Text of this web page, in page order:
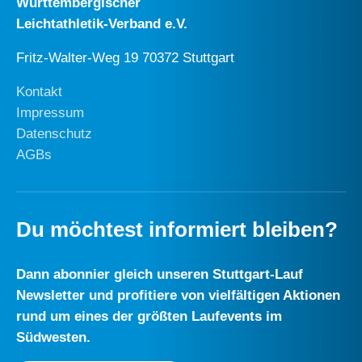
Württembergischer
Leichtathletik-Verband e.V.
Fritz-Walter-Weg 19 70372 Stuttgart
Kontakt
Impressum
Datenschutz
AGBs
Du möchtest informiert bleiben?
Dann abonnier gleich unseren Stuttgart-Lauf
Newsletter und profitiere von vielfältigen Aktionen
rund um eines der größten Laufevents im
Südwesten.